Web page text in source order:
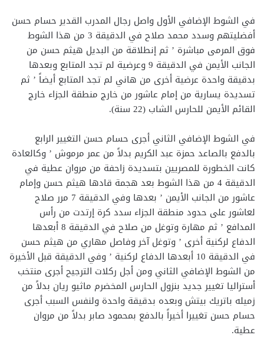
في الشوط الإضافي الأول واصل رجال المدرب القدير حسام حسن
أفضليتهم وسدد محمد صلاح في الدقيقة 3 من هذا الشوط
فوق المرمى مباشرة ’ ثم إنطلاقة من البديل هيثم حسن من
الجانب الأيمن في الدقيقة 9 وعرضية لم تجد المتابع وبعدها
بدقيقة واحدة عرضية أخرى من هاني لم تجد المتابع أيضاً ’ ثم
تسديدة يسارية من إمام عاشور من خارج منطقة الجزاء خارج
القائم الأيمن للحارس الشاب (22 سنة).
في الشوط الإضافي الثاني أجرى حسام حسن التغيير الرابع
بالدفع بالصاعد حمزة عبد الكريم بدلاً من عمر مرموش ’ وكالعادة
كانت الخطورة للمصريين بتسديدة زاحفة من مروان عطية في
الدقيقة 4 من هذا الشوط بعد هجمة قادها هيثم حسن وإمام
عاشور من الجانب الأيمن ’ بعدها وفي الدقيقة 7 مرر صلاح
لعاشور على حدود منطقة الجزاء سدد كرة إرتدت من رأس
المدافع ’ ثم مهارة وتوغل من صلاح في الدقيقة 8 أبعدها
الدفاع لركنية أخرى ’ وتوغل آخر وفاصل مهاري من هيثم حسن
في الدقيقة 10 أبعدها الدفاع لركنية ’ وفي الدقيقة قبل الأخيرة
من الشوط الإضافي الثاني ومن أجل ركلات الترجيح أجرى منتخب
أستراليا تغيير جديد بنزول الحارس المخضرم ماثيو ريان بدلاً من
زميله باتريك بيتش وبعده بدقيقة واحدة ولنفس السبب أجرى
حسام حسن تغييرا أخيراً بالدفع بمحمود صابر بدلاً من مروان
عطية.